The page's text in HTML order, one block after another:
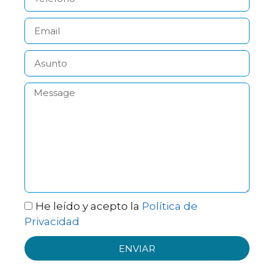
He leído y acepto la Política de
Privacidad
ENVIAR